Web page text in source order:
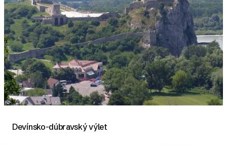
Devínsko-dúbravský výlet